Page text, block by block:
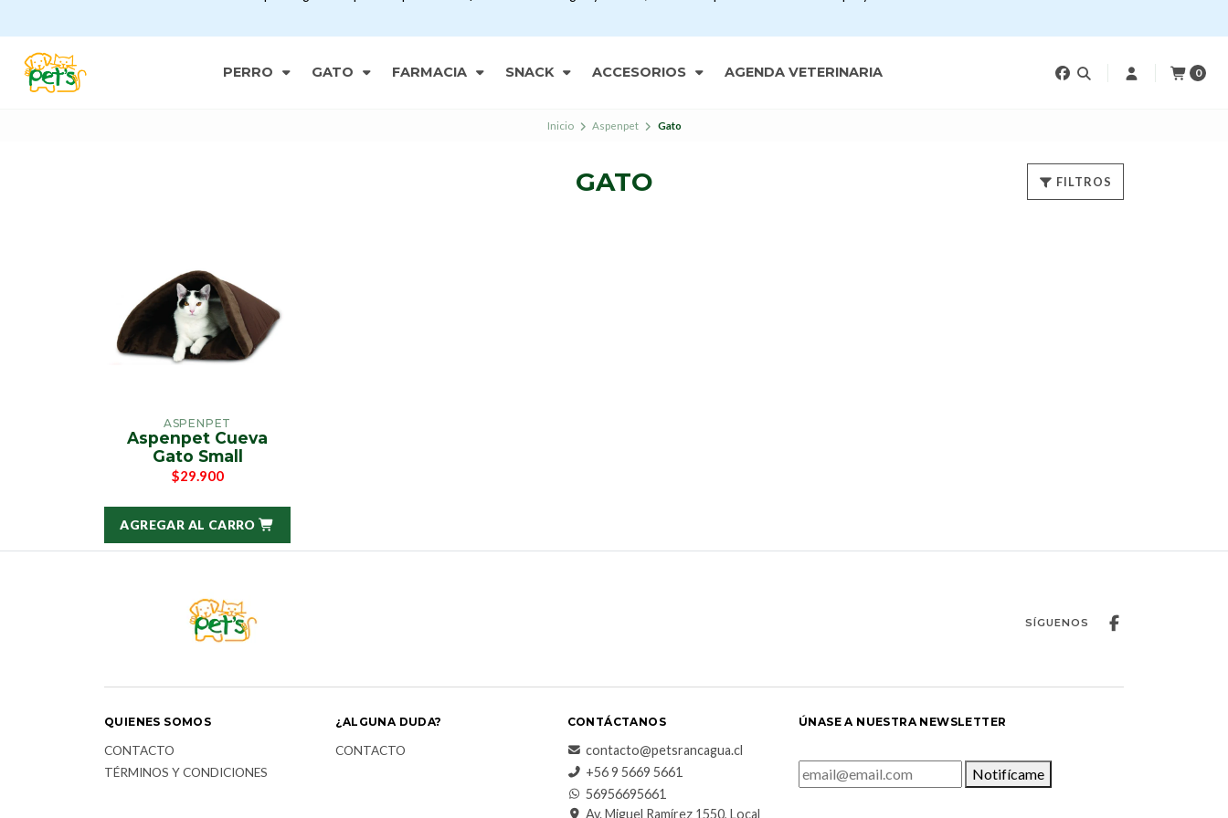
PERRO GATO FARMACIA SNACK ACCESORIOS AGENDA VETERINARIA 0
Inicio Aspenpet Gato
GATO FILTROS
ASPENPET
Aspenpet Cueva
Gato Small
$29.900
AGREGAR AL CARRO
SÍGUENOS
QUIENES SOMOS
CONTACTO
TÉRMINOS Y CONDICIONES
¿ALGUNA DUDA?
CONTACTO
CONTÁCTANOS
contacto@petsrancagua.cl
‪+56 9 5669 5661‬
56956695661‬
Av. Miguel Ramírez 1550, Local
ÚNASE A NUESTRA NEWSLETTER
Notifícame